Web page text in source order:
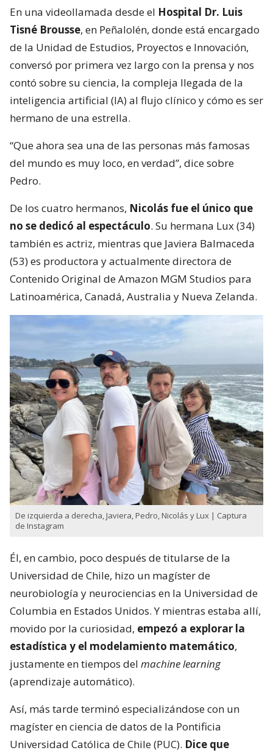
En una videollamada desde el Hospital Dr. Luis
Tisné Brousse, en Peñalolén, donde está encargado
de la Unidad de Estudios, Proyectos e Innovación,
conversó por primera vez largo con la prensa y nos
contó sobre su ciencia, la compleja llegada de la
inteligencia artificial (IA) al flujo clínico y cómo es ser
hermano de una estrella.
“Que ahora sea una de las personas más famosas
del mundo es muy loco, en verdad”, dice sobre
Pedro.
De los cuatro hermanos, Nicolás fue el único que
no se dedicó al espectáculo. Su hermana Lux (34)
también es actriz, mientras que Javiera Balmaceda
(53) es productora y actualmente directora de
Contenido Original de Amazon MGM Studios para
Latinoamérica, Canadá, Australia y Nueva Zelanda.
De izquierda a derecha, Javiera, Pedro, Nicolás y Lux | Captura
de Instagram
Él, en cambio, poco después de titularse de la
Universidad de Chile, hizo un magíster de
neurobiología y neurociencias en la Universidad de
Columbia en Estados Unidos. Y mientras estaba allí,
movido por la curiosidad, empezó a explorar la
estadística y el modelamiento matemático,
justamente en tiempos del machine learning
(aprendizaje automático).
Así, más tarde terminó especializándose con un
magíster en ciencia de datos de la Pontificia
Universidad Católica de Chile (PUC). Dice que